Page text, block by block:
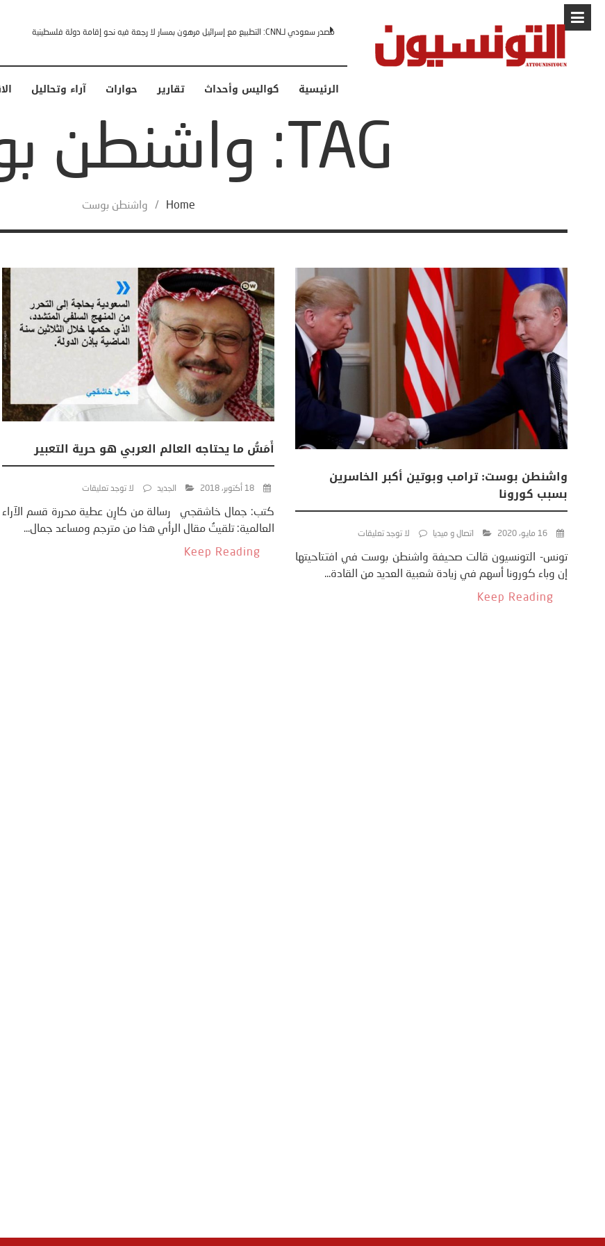
البابا: “لا أخشى ترامب” .. ردا على انتقادات وجهها له الرئيس الأمريكي
الرئيسية كواليس وأحداث تقارير حوارات آراء وتحاليل
TAG: واشنطن بوست
Home
/ واشنطن بوست
واشنطن بوست: ترامب وبوتين أكبر الخاسرين
بسبب كورونا
16 مايو، 2020 اتصال و ميديا لا توجد تعليقات
تونس- التونسيون قالت صحيفة واشنطن بوست في افتتاحيتها
إن وباء كورونا أسهم في زيادة شعبية العديد من القادة...
Keep Reading
أَمَسُّ ما يحتاجه العالم العربي هو حرية التعبير
18 أكتوبر، 2018 الجديد لا توجد تعليقات
كتب: جمال خاشقجي رسالة من كارِن عطية محررة قسم الآراء
العالمية: تلقيتُ مقال الرأي هذا من مترجم ومساعد جمال...
Keep Reading